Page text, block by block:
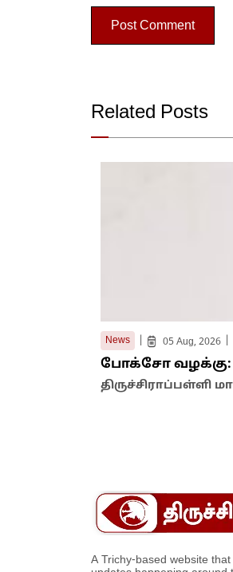
Related Posts
News 05 Aug, 2026
போக்சோ வழக்கு:
திருச்சிராப்பள்ளி
A Trichy-based website